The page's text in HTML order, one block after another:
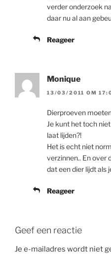
verder onderzoek
daar nu al aan
Reageer
Monique
13/03/2011 OM
Dierproeven
Je kunt het toch
laat lijden?!
Het is echt niet
verzinnen.. En over
dat een dier lijdt als
Reageer
Geef een reactie
Je e-mailadres wordt niet